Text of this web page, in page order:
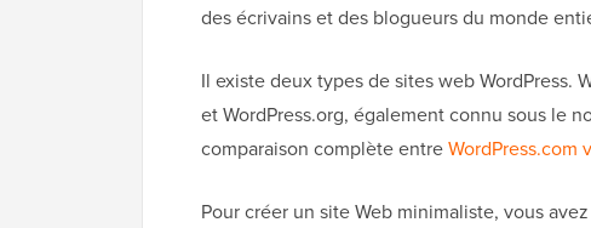
des écrivains et des blogueurs du monde
Il existe deux types de sites web WordPress.
et WordPress.org, également connu sous le
comparaison complète entreWordPress.com
Pour créer un site Web minimaliste, vous